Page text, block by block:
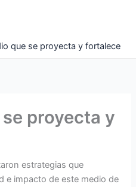
que se proyecta y fortalece
proyecta y
estrategias que
e impacto de este medio de